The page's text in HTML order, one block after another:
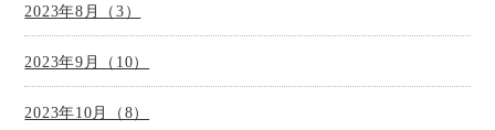
2023年8月（3）
2023年9月（10）
2023年10月（8）